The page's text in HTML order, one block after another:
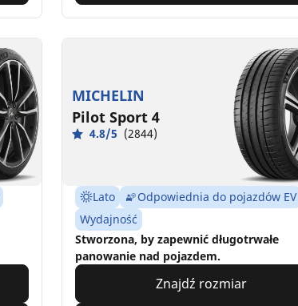
MICHELIN
Pilot Sport 4
4.8/5 (2844)
Lato
Odpowiednia do pojazdów EV
Wydajność
Stworzona, by zapewnić długotrwałe
panowanie nad pojazdem.
Znajdź rozmiar